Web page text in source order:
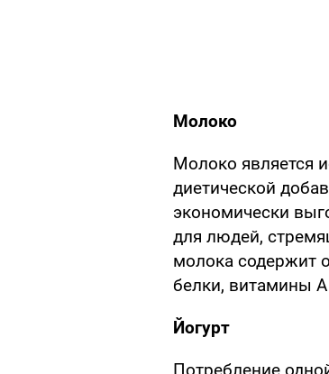
Молоко
Молоко является
диетической
экономически
для людей,
молока содержит
белки, витамины А
Йогурт